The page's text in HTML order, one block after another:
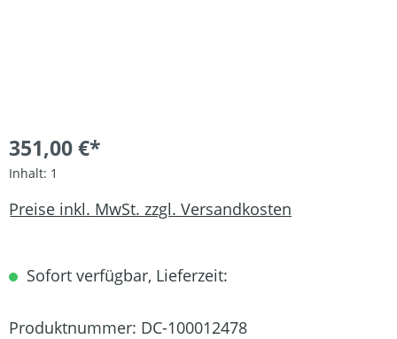
351,00 €*
Inhalt: 1
Preise inkl. MwSt. zzgl. Versandkosten
Sofort verfügbar, Lieferzeit:
Produktnummer: DC-100012478